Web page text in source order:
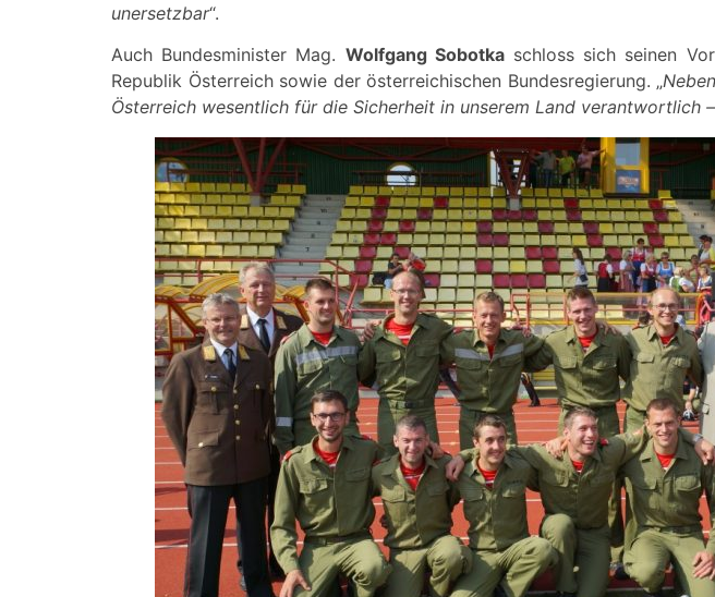
unersetzbar“.
Auch Bundesminister Mag. Wolfgang Sobotkaschloss sich seinen
Republik Österreich sowie der österreichischen Bundesregierung. „
Österreich wesentlich für die Sicherheit in unserem Land verantwortlich